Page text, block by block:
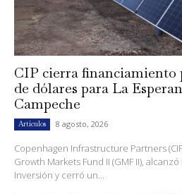
CIP cierra financiamiento
de dólares para La
Campeche
Artículos 8 agosto, 2026
Copenhagen Infrastructure Partners
Growth Markets Fund II (GMF II),
Inversión y cerró un...